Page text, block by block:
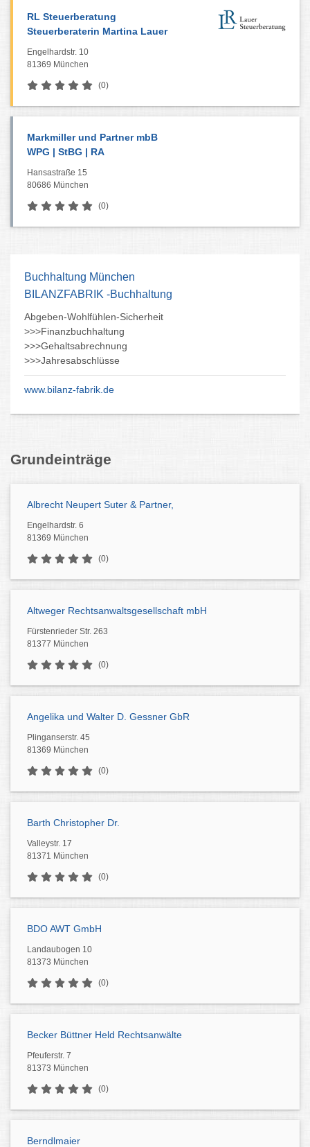
RL Steuerberatung
Steuerberaterin Martina Lauer
Engelhardstr. 10
81369 München
(0)
Markmiller und Partner mbB
WPG | StBG | RA
Hansastraße 15
80686 München
(0)
Buchhaltung München
BILANZFABRIK -Buchhaltung
Abgeben-Wohlfühlen-Sicherheit
>>>Finanzbuchhaltung
>>>Gehaltsabrechnung
>>>Jahresabschlüsse
www.bilanz-fabrik.de
Grundeinträge
Albrecht Neupert Suter & Partner,
Engelhardstr. 6
81369 München
(0)
Altweger Rechtsanwaltsgesellschaft mbH
Fürstenrieder Str. 263
81377 München
(0)
Angelika und Walter D. Gessner GbR
Plinganserstr. 45
81369 München
(0)
Barth Christopher Dr.
Valleystr. 17
81371 München
(0)
BDO AWT GmbH
Landaubogen 10
81373 München
(0)
Becker Büttner Held Rechtsanwälte
Pfeuferstr. 7
81373 München
(0)
Berndlmaier